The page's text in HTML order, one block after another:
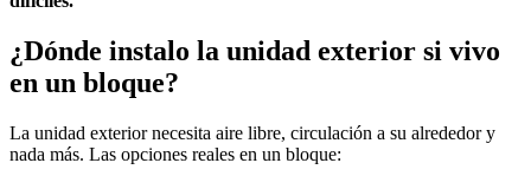
¿Dónde instalo la unidad exterior si vivo
en un bloque?
La unidad exterior necesita aire libre, circulación a su alrededor y
nada más. Las opciones reales en un bloque: